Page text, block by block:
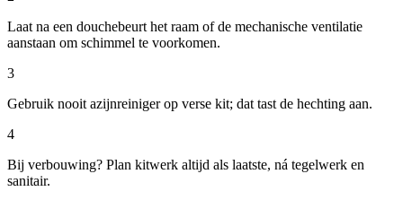
Laat na een douchebeurt het raam of de mechanische ventilatie
aanstaan om schimmel te voorkomen.
3
Gebruik nooit azijnreiniger op verse kit; dat tast de hechting aan.
4
Bij verbouwing? Plan kitwerk altijd als laatste, ná tegelwerk en
sanitair.